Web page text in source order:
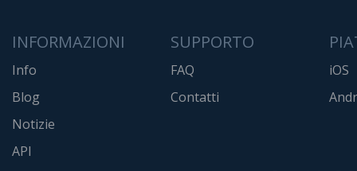
INFORMAZIONI
Info
Blog
Notizie
API
SUPPORTO
FAQ
Contatti
iOS